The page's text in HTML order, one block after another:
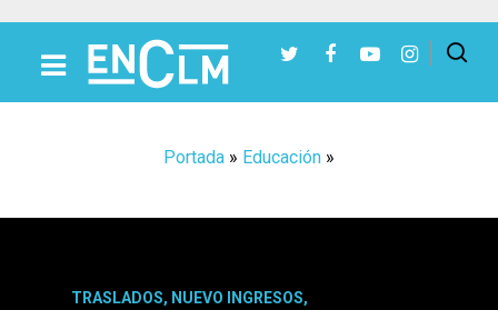
Portada » Educación »
TRASLADOS, NUEVO INGRESOS,